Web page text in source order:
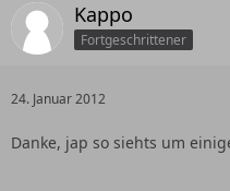
Kappo
Fortgeschrittener
24. Januar 2012
Danke, jap so siehts um